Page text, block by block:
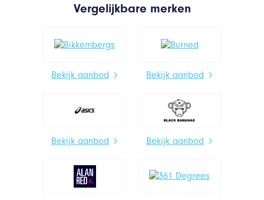
Vergelijkbare merken
Bekijk aanbod Bekijk aanbod
Bekijk aanbod Bekijk aanbod